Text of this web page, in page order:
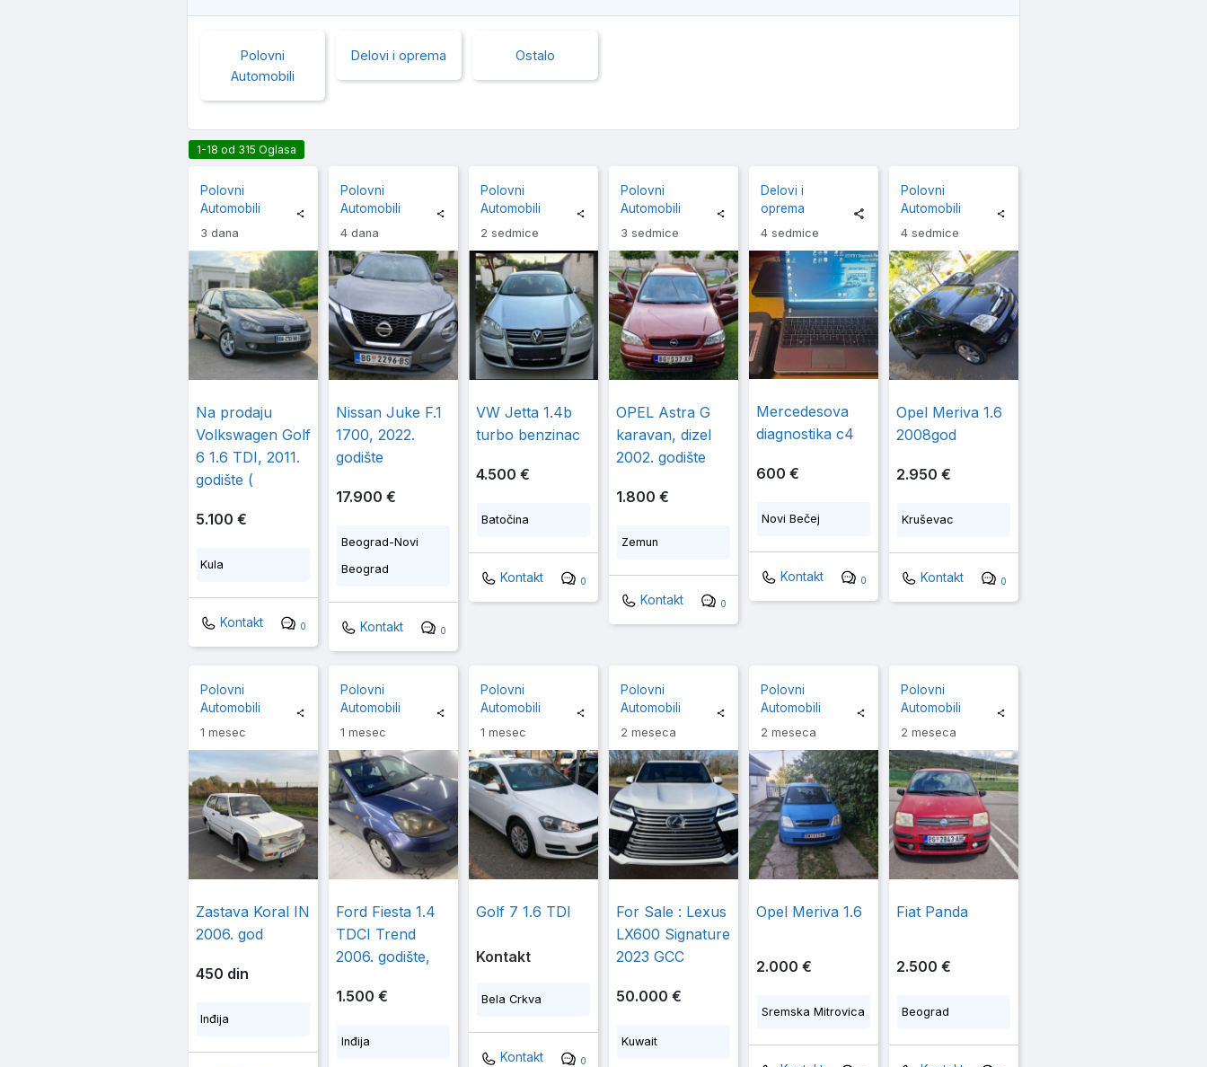
Polovni
Automobili
Delovi i oprema Ostalo
1-18 od 315 Oglasa
Polovni
Automobili
3 dana
Na prodaju
Volkswagen Golf
6 1.6 TDI, 2011.
godište (
5.100 €
Kula
Kontakt 0
Polovni
Automobili
4 dana
Nissan Juke F.1
1700, 2022.
godište
17.900 €
Beograd-Novi
Beograd
Kontakt 0
Polovni
Automobili
2 sedmice
VW Jetta 1.4b
turbo benzinac
4.500 €
Batočina
Kontakt 0
Polovni
Automobili
3 sedmice
OPEL Astra G
karavan, dizel
2002. godište
1.800 €
Zemun
Kontakt 0
Delovi i
oprema
4 sedmice
Mercedesova
diagnostika c4
600 €
Novi Bečej
Kontakt 0
Polovni
Automobili
4 sedmice
Opel Meriva 1.6
2008god
2.950 €
Kruševac
Kontakt 0
Polovni
Automobili
1 mesec
Zastava Koral IN
2006. god
450 din
Inđija
Polovni
Automobili
1 mesec
Ford Fiesta 1.4
TDCI Trend
2006. godište,
1.500 €
Inđija
Polovni
Automobili
1 mesec
Golf 7 1.6 TDI
Kontakt
Bela Crkva
Kontakt 0
Polovni
Automobili
2 meseca
For Sale : Lexus
LX600 Signature
2023 GCC
50.000 €
Kuwait
Polovni
Automobili
2 meseca
Opel Meriva 1.6
2.000 €
Sremska Mitrovica
Polovni
Automobili
2 meseca
Fiat Panda
2.500 €
Beograd